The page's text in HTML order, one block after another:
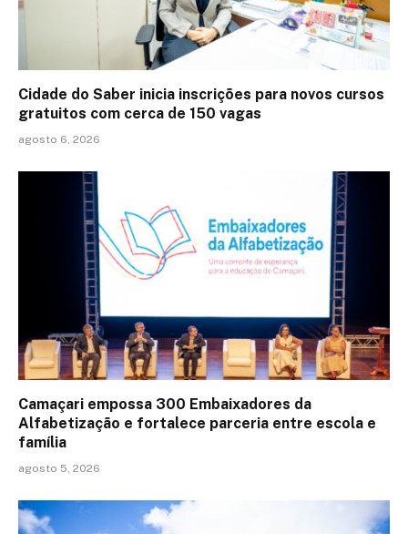
Cidade do Saber inicia inscrições para novos cursos
gratuitos com cerca de 150 vagas
agosto 6, 2026
Camaçari empossa 300 Embaixadores da
Alfabetização e fortalece parceria entre escola e
família
agosto 5, 2026